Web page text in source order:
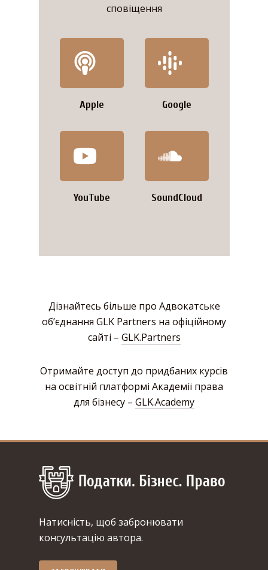
сповіщення
Apple Google
YouTube SoundCloud
Дізнайтесь більше про Адвокатське
об’єднання GLK Partners на офіційному
сайті – GLK.Partners
Отримайте доступ до придбаних курсів
на освітній платформі Академії права
для бізнесу – GLK.Academy
Натисність, щоб забронювати
консультацію автора.